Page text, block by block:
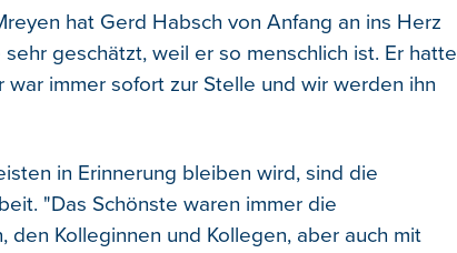
hat Gerd Habsch von Anfang an ins Herz
geschätzt, weil er so menschlich ist. Er hatte
war immer sofort zur Stelle und wir werden ihn
in Erinnerung bleiben wird, sind die
"Das Schönste waren immer die
den Kolleginnen und Kollegen, aber auch mit